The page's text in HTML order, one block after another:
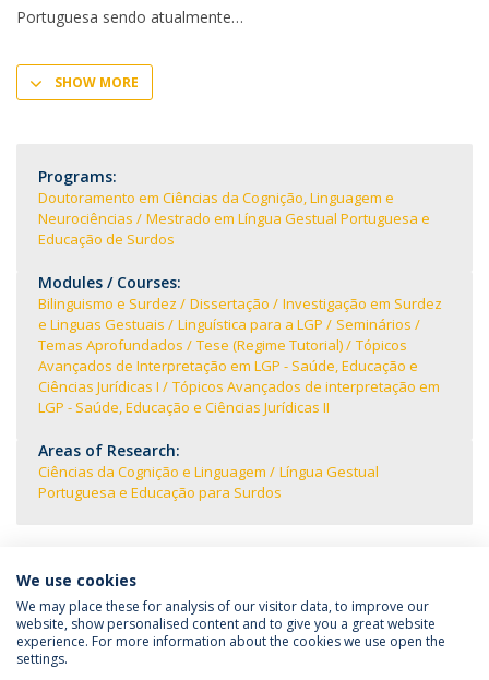
Portuguesa sendo atualmente
SHOW MORE
Programs:
Doutoramento em Ciências da Cognição, Linguagem e
Neurociências
Mestrado em Língua Gestual Portuguesa e
Educação de Surdos
Modules / Courses:
Bilinguismo e Surdez Dissertação
Investigação em Surdez
e Linguas Gestuais
Linguística para a LGP
Seminários
Temas Aprofundados
Tese (Regime Tutorial)
Tópicos
Avançados de Interpretação em LGP - Saúde, Educação e
Ciências Jurídicas I
Tópicos Avançados de interpretação em
LGP - Saúde, Educação e Ciências Jurídicas II
Areas of Research:
Ciências da Cognição e Linguagem
Língua Gestual
Portuguesa e Educação para Surdos
Política de Privacidade
Termos e Condições
We use cookies
We may place these for analysis of our visitor data, to improve our
website, show personalised content and to give you a great website
experience. For more information about the cookies we use open the
settings.